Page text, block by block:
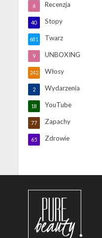
Recenzja
6
Stopy
40
Twarz
681
UNBOXING
9
Włosy
242
Wydarzenia
2
YouTube
18
Zapachy
77
Zdrowie
65